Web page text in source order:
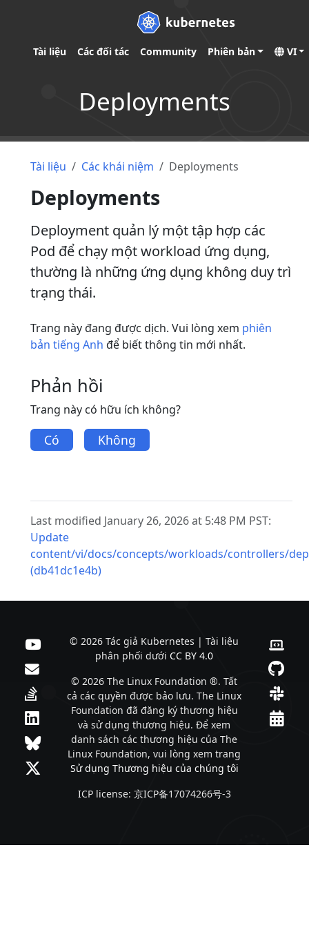
Tài liệu Các đối tác Community Phiên bản VI
Deployments
Tài liệu Các khái niệm Deployments
Deployments
Deployment quản lý một tập hợp các
Pod để chạy một workload ứng dụng,
thường là những ứng dụng không duy trì
trạng thái.
Trang này đang được dịch. Vui lòng xem phiên
bản tiếng Anh để biết thông tin mới nhất.
Phản hồi
Trang này có hữu ích không?
Có Không
Last modified January 26, 2026 at 5:48 PM PST:
Update
content/vi/docs/concepts/workloads/controllers/
(db41dc1e4b)
© 2026 Tác giả Kubernetes | Tài liệu
phân phối dưới CC BY 4.0
© 2026 The Linux Foundation ®. Tất
cả các quyền được bảo lưu. The Linux
Foundation đã đăng ký thương hiệu
và sử dụng thương hiệu. Để xem
danh sách các thương hiệu của The
Linux Foundation, vui lòng xem trang
Sử dụng Thương hiệu của chúng tôi
ICP license: 京ICP备17074266号-3